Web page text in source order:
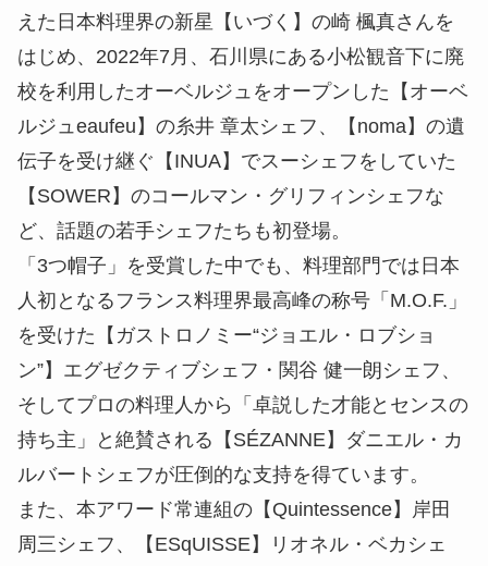
えた日本料理界の新星【いづく】の崎 楓真さんを
はじめ、2022年7月、石川県にある小松観音下に廃
校を利用したオーベルジュをオープンした【オーベ
ルジュeaufeu】の糸井 章太シェフ、【noma】の遺
伝子を受け継ぐ【INUA】でスーシェフをしていた
【SOWER】のコールマン・グリフィンシェフな
ど、話題の若手シェフたちも初登場。
「3つ帽子」を受賞した中でも、料理部門では日本
人初となるフランス料理界最高峰の称号「M.O.F.」
を受けた【ガストロノミー“ジョエル・ロブショ
ン”】エグゼクティブシェフ・関谷 健一朗シェフ、
そしてプロの料理人から「卓説した才能とセンスの
持ち主」と絶賛される【SÉZANNE】ダニエル・カ
ルバートシェフが圧倒的な支持を得ています。
また、本アワード常連組の【Quintessence】岸田
周三シェフ、【ESqUISSE】リオネル・ベカシェ